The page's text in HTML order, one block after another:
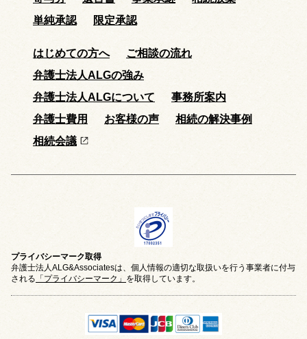
単純承認
限定承認
はじめての方へ
ご相談の流れ
弁護士法人ALGの強み
弁護士法人ALGについて
事務所案内
弁護士費用
お客様の声
相続の解決事例
相続会議
プライバシーマーク取得
弁護士法人ALG&Associatesは、個人情報の適切な取扱いを行う事業者に付与
される 「プライバシーマーク」 を取得しています。